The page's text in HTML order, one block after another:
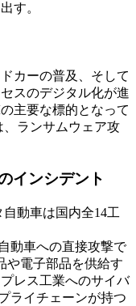
す。
カーの普及、そして
スのデジタル化が進
主要な標的となって
、ランサムウェア攻
インシデント
自動車は国内全14工
動車への直接攻撃で
や電子部品を供給す
レス工業へのサイバ
ライチェーンが持つ